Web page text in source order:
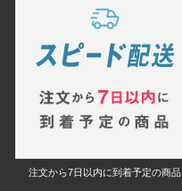
注文から7日以内に到着予定の商品